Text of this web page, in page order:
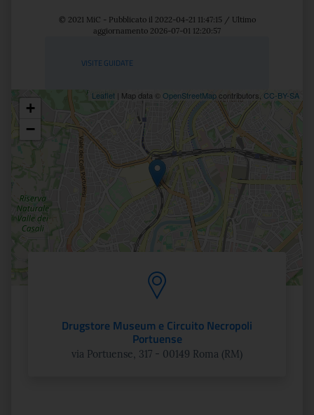
© 2021 MiC - Pubblicato il 2022-04-21 11:47:15 / Ultimo
aggiornamento 2026-07-01 12:20:57
VISITE GUIDATE
Posizione
+
−
Leaflet | Map data © OpenStreetMapcontributors, CC-BY-SA
Drugstore Museum e Circuito Necropoli
Portuense
via Portuense, 317 - 00149 Roma (RM)